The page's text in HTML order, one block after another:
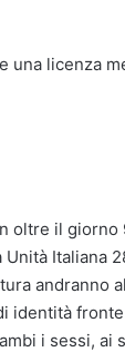
una licenza
oltre il giorno
Italiana
andranno
identità
i sessi, ai